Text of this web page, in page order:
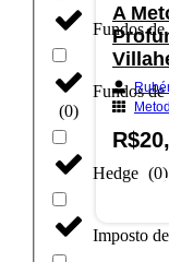
Fundos
Fundos
(0)
Hedge (0)
Imposto
A
R$